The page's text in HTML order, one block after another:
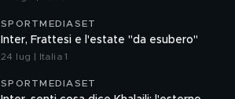
SPORTMEDIASET
Inter, Frattesi e l'estate "da esubero"
24 lug | Italia 1
SPORTMEDIASET